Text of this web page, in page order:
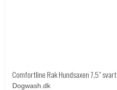
Comfortline Rak Hundsaxen 7,5" svart
Dogwash.dk